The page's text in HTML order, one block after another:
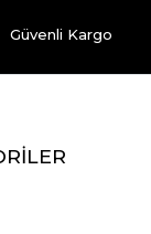
Güvenli Kargo